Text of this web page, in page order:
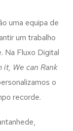
uma equipa de
um trabalho
Na Fluxo Digital
it, We can Rank
o
recorde.